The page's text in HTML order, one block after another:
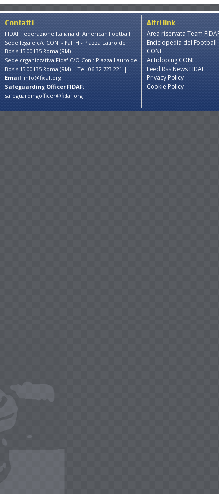
For
For development purposes only
only
Contatti
FIDAF Federazione Italiana di American Football
Sede legale c/o CONI - Pal. H - Piazza Lauro de
Bosis 15 00135 Roma (RM)
Sede organizzativa Fidaf C/O Coni: Piazza Lauro de
Bosis 15 00135 Roma (RM) | Tel. 06.32 723 221 |
Email: info@fidaf.org
Safeguarding Officer FIDAF:
safeguardingofficer@fidaf.org
Altri link
Area riservata Team
Enciclopedia del Football
CONI
Antidoping CONI
Feed Rss News FIDAF
Privacy Policy
Cookie Policy